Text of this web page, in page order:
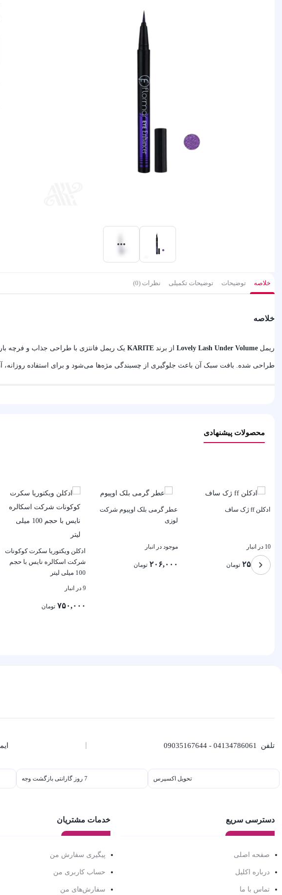
خلاصه توضیحات توضیحات تکمیلی نظرات (0)
خلاصه
ریمل Lovely Lash Under Volume از برند KARITE یک ریمل فانتزی با طراحی جذاب و فرچه
طراحی شده. بافت سبک آن باعث جلوگیری از چسبندگی مژه‌ها می‌شود و برای استفاده روزانه،
محصولات پیشنهادی
ادکلن ff ژک ساف
10 در انبار
۲۵۰,۰۰۰ تومان
عطر گرمی بلک اوپیوم شرکت
لوزی
موجود در انبار
۲۰۶,۰۰۰ تومان
ادکلن ویکتوریا سکرت کوکونات
شرکت اسکالره نایس با حجم
100 میلی لیتر
9 در انبار
۷۵۰,۰۰۰ تومان
تلفن 04134786061 - 09035167644
تحویل اکسپرس 7 روز گارانتی بازگشت وجه
دسترسی سریع
صفحه اصلی
درباره اکلیل
تماس با ما
خدمات مشتریان
پیگیری سفارش من
حساب کاربری من
سفارش‌های من